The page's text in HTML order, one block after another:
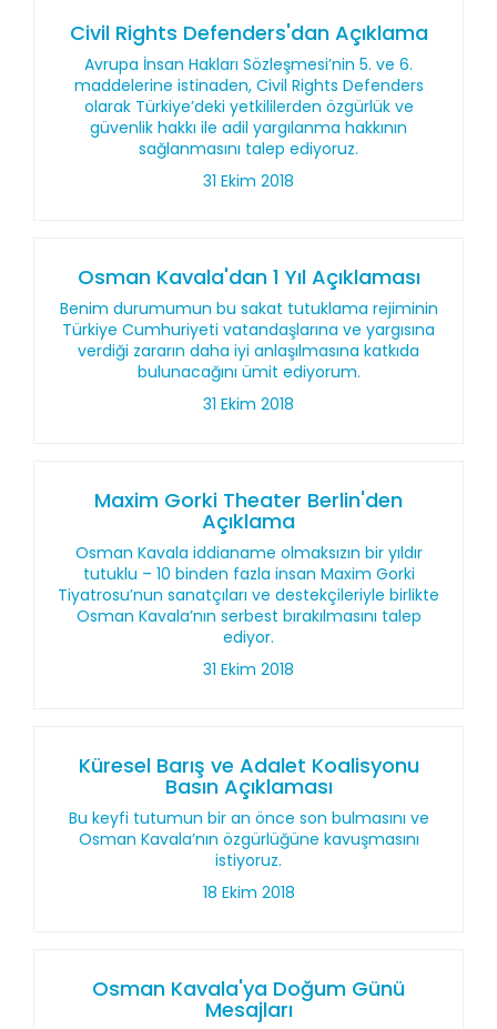
Civil Rights Defenders'dan Açıklama
Avrupa İnsan Hakları Sözleşmesi’nin 5. ve 6.
maddelerine istinaden, Civil Rights Defenders
olarak Türkiye’deki yetkililerden özgürlük ve
güvenlik hakkı ile adil yargılanma hakkının
sağlanmasını talep ediyoruz.
31 Ekim 2018
Osman Kavala'dan 1 Yıl Açıklaması
Benim durumumun bu sakat tutuklama rejiminin
Türkiye Cumhuriyeti vatandaşlarına ve yargısına
verdiği zararın daha iyi anlaşılmasına katkıda
bulunacağını ümit ediyorum.
31 Ekim 2018
Maxim Gorki Theater Berlin'den
Açıklama
Osman Kavala iddianame olmaksızın bir yıldır
tutuklu – 10 binden fazla insan Maxim Gorki
Tiyatrosu’nun sanatçıları ve destekçileriyle birlikte
Osman Kavala’nın serbest bırakılmasını talep
ediyor.
31 Ekim 2018
Küresel Barış ve Adalet Koalisyonu
Basın Açıklaması
Bu keyfi tutumun bir an önce son bulmasını ve
Osman Kavala’nın özgürlüğüne kavuşmasını
istiyoruz.
18 Ekim 2018
Osman Kavala'ya Doğum Günü
Mesajları